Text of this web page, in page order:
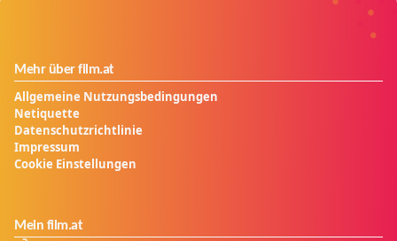
Mehr über film.at
Allgemeine Nutzungsbedingungen
Netiquette
Datenschutzrichtlinie
Impressum
Cookie Einstellungen
Mein film.at